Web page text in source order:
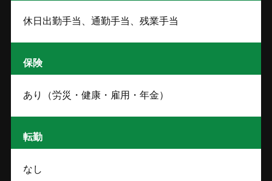
休日出勤手当、通勤手当、残業手当
保険
あり（労災・健康・雇用・年金）
転勤
なし